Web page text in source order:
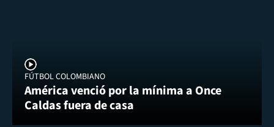
FÚTBOL COLOMBIANO
América venció por la mínima a Once
Caldas fuera de casa